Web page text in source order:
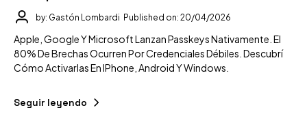
by: Gastón Lombardi Published on: 20/04/2026
Apple, Google Y Microsoft Lanzan Passkeys Nativamente. El
80% De Brechas Ocurren Por Credenciales Débiles. Descubrí
Cómo Activarlas En IPhone, Android Y Windows.
Seguir leyendo